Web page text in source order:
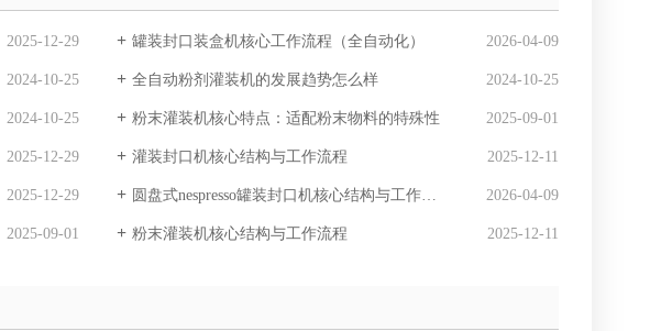
2025-12-29 罐装封口装盒机核心工作流程（全自动化） 2026-04-09
2024-10-25 全自动粉剂灌装机的发展趋势怎么样 2024-10-25
2024-10-25 粉末灌装机核心特点：适配粉末物料的特殊性 2025-09-01
2025-12-29 灌装封口机核心结构与工作流程 2025-12-11
2025-12-29 圆盘式nespresso罐装封口机核心结构与工作原理 2026-04-09
2025-09-01 粉末灌装机核心结构与工作流程 2025-12-11